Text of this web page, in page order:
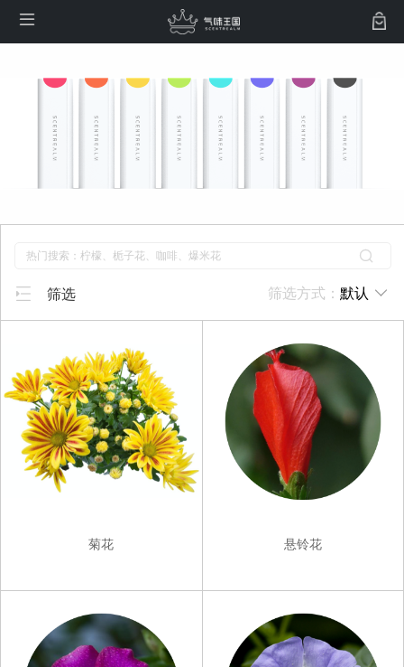

筛选

筛选方式： 默认 
菊花 悬铃花